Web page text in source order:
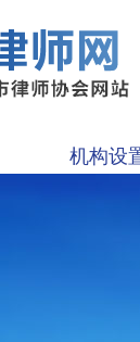
机构设